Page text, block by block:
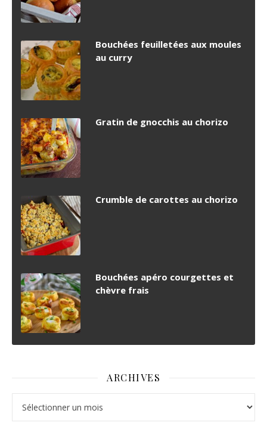
Bouchées feuilletées aux moules
au curry
Gratin de gnocchis au chorizo
Crumble de carottes au chorizo
Bouchées apéro courgettes et
chèvre frais
ARCHIVES